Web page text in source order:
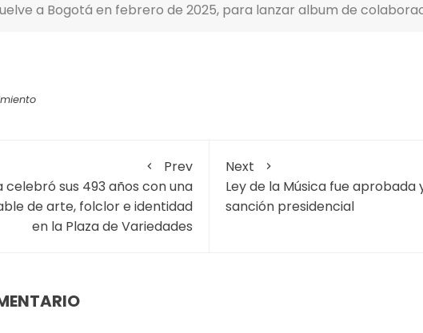
a Bogotá en febrero de 2025, para lanzar album de
Prev
sus 493 años con una
de arte, folclor e identidad
en la Plaza de Variedades
Next
Ley de la Música fue aprobada
sanción presidencial